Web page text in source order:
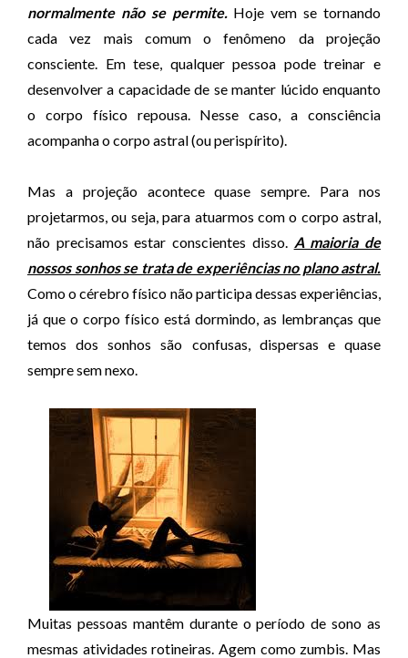
d
i
o
normalmente não se permite. Hoje vem se tornando
cada vez mais comum o fenômeno da projeção
consciente. Em tese, qualquer pessoa pode treinar e
desenvolver a capacidade de se manter lúcido enquanto
o corpo físico repousa. Nesse caso, a consciência
acompanha o corpo astral (ou perispírito).
Mas a projeção acontece quase sempre. Para nos
projetarmos, ou seja, para atuarmos com o corpo astral,
não precisamos estar conscientes disso. A maioria de
nossos sonhos se trata de experiências no plano astral.
Como o cérebro físico não participa dessas experiências,
já que o corpo físico está dormindo, as lembranças que
temos dos sonhos são confusas, dispersas e quase
sempre sem nexo.
Muitas pessoas mantêm durante o período de sono as
mesmas atividades rotineiras. Agem como zumbis. Mas